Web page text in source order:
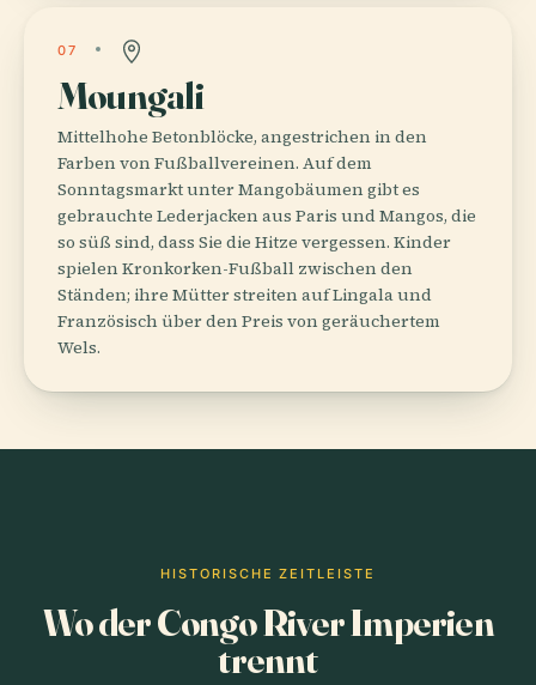
07
Moungali
Mittelhohe Betonblöcke, angestrichen in den
Farben von Fußballvereinen. Auf dem
Sonntagsmarkt unter Mangobäumen gibt es
gebrauchte Lederjacken aus Paris und Mangos, die
so süß sind, dass Sie die Hitze vergessen. Kinder
spielen Kronkorken-Fußball zwischen den
Ständen; ihre Mütter streiten auf Lingala und
Französisch über den Preis von geräuchertem
Wels.
HISTORISCHE ZEITLEISTE
Wo der Congo River Imperien
trennt